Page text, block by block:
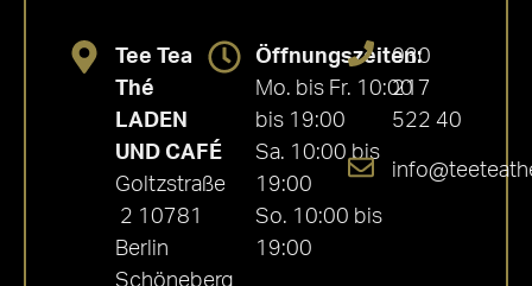
Tee Tea
Thé
LADEN
UND CAFÉ
Goltzstraße
2 10781
Berlin
Schöneberg
Öffnungszeiten:
Mo. bis Fr. 10:00
bis 19:00
Sa. 10:00 bis
19:00
So. 10:00 bis
19:00
030
217
522 40